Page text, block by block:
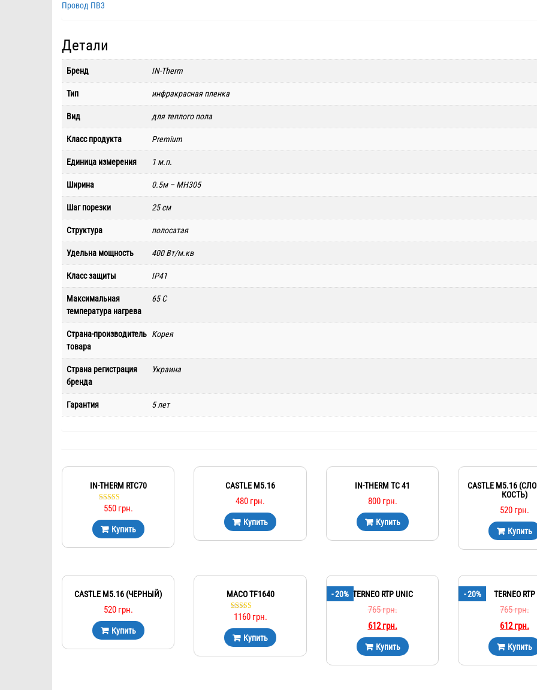
Провод ПВ3
Детали
Бренд IN-Therm
Тип инфракрасная пленка
Вид для теплого пола
Класс продукта Premium
Единица измерения 1 м.п.
Ширина 0.5м – MH305
Шаг порезки 25 см
Структура полосатая
Удельна мощность 400 Вт/м.кв
Класс защиты IP41
Максимальная
температура нагрева
65 C
Страна-производитель
товара
Корея
Страна регистрация
бренда
Украина
Гарантия 5 лет
IN-THERM RTC70
Оценка
5.00
из 5
550 грн.
Купить
CASTLE М5.16
480 грн.
Купить
IN-THERM TC 41
800 грн.
Купить
CASTLE М5.16
КОСТЬ)
520 грн.
Купить
CASTLE М5.16 (ЧЕРНЫЙ)
520 грн.
Купить
MACO TF1640
Оценка
5.00
из 5
1160 грн.
Купить
- 20% TERNEO RTP UNIC
765грн.
612грн.
Купить
- 20% TERNEO RTP
765грн.
612грн.
Купить